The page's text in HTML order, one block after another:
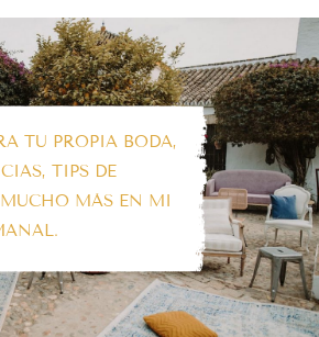
TU PROPIA BODA,
TIPS DE
MÁS EN MI